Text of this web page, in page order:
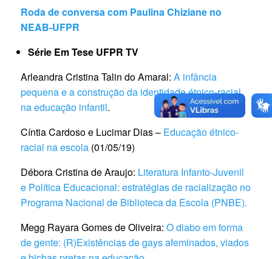
Roda de conversa com Paulina Chiziane no
NEAB-UFPR
Série Em Tese UFPR TV
Arleandra Cristina Talin do Amaral: A infância
pequena e a construção da identidade étnico-racial
na educação infantil.
Cíntia Cardoso e Lucimar Dias – Educação étnico-
racial na escola (01/05/19)
Débora Cristina de Araujo: Literatura Infanto-Juvenil
e Política Educacional: estratégias de racialização no
Programa Nacional de Biblioteca da Escola (PNBE).
Megg Rayara Gomes de Oliveira: O diabo em forma
de gente: (R)Existências de gays afeminados, viados